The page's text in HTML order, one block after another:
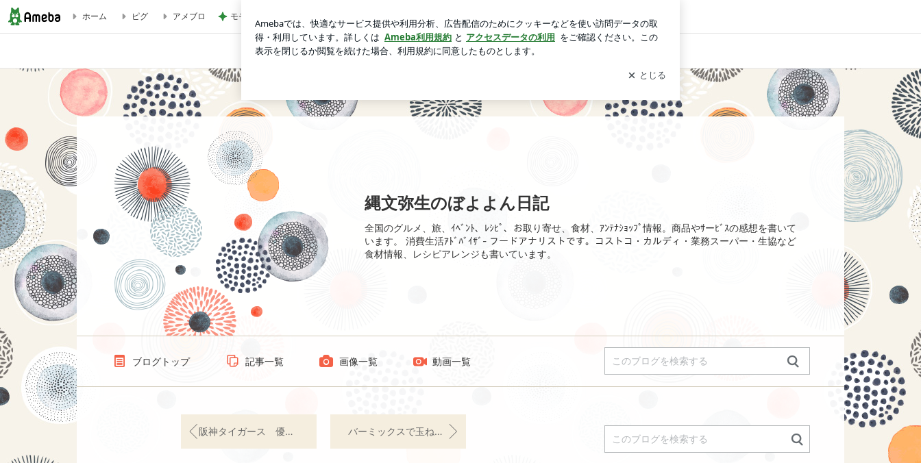
ちこり村 おせち予約開始 味付けが良い | 縄文弥生のぼよよん日記
Posts Ameblo
ホーム ピグ アメブロ モモコ夫 毎年恒例の焼きあなご ログイン
縄文弥生のぼよよん日記
全国のグルメ、旅、ｲﾍﾞﾝﾄ、ﾚｼﾋﾟ、お取り寄せ、食材、ｱﾝﾃﾅｼｮｯﾌﾟ情報。商品やｻーﾋﾞｽの感想を書いて
います。 消費生活ｱﾄﾞﾊﾞｲｻﾞ- フードアナリストです。コストコ・カルディ・業務スーパー・生協など
食材情報、レシピアレンジも書いています。
ブログトップ 記事一覧 画像一覧 動画一覧
阪神タイガース 優勝セール JR甲子園口駅かいわい バーミックスで玉ねぎ糀 飽きがこない愛用調理器具 玉ねぎ糀生活はじめてからコンソメいらないかも